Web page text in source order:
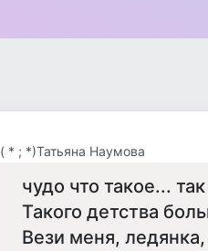
( * ; *)Татьяна Наумова
чудо что такое...
​Такого детства
Вези меня, ледянка,